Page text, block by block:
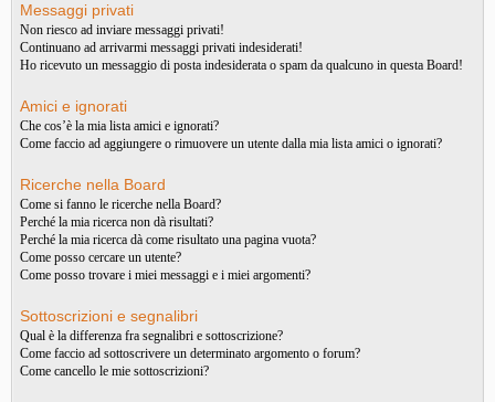
Messaggi privati
Non riesco ad inviare messaggi privati!
Continuano ad arrivarmi messaggi privati indesiderati!
Ho ricevuto un messaggio di posta indesiderata o spam da qualcuno in questa Board!
Amici e ignorati
Che cos’è la mia lista amici e ignorati?
Come faccio ad aggiungere o rimuovere un utente dalla mia lista amici o ignorati?
Ricerche nella Board
Come si fanno le ricerche nella Board?
Perché la mia ricerca non dà risultati?
Perché la mia ricerca dà come risultato una pagina vuota?
Come posso cercare un utente?
Come posso trovare i miei messaggi e i miei argomenti?
Sottoscrizioni e segnalibri
Qual è la differenza fra segnalibri e sottoscrizione?
Come faccio ad sottoscrivere un determinato argomento o forum?
Come cancello le mie sottoscrizioni?